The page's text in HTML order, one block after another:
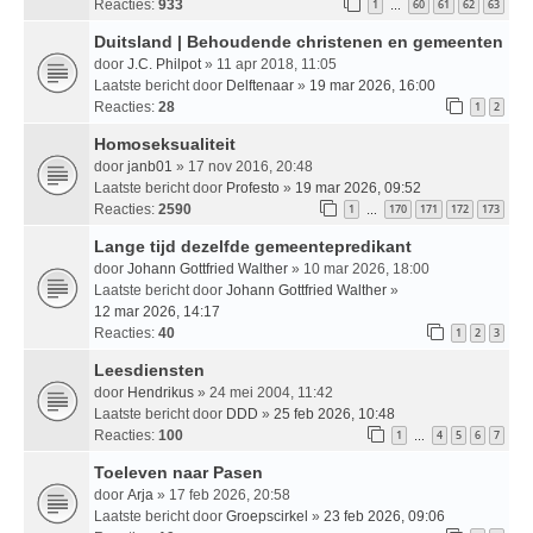
Reacties: 933 1 … 60 61 62 63
Duitsland | Behoudende christenen en gemeenten
door J.C. Philpot » 11 apr 2018, 11:05
Laatste bericht door Delftenaar » 19 mar 2026, 16:00
Reacties: 28 1 2
Homoseksualiteit
door janb01 » 17 nov 2016, 20:48
Laatste bericht door Profesto » 19 mar 2026, 09:52
Reacties: 2590 1 … 170 171 172 173
Lange tijd dezelfde gemeentepredikant
door Johann Gottfried Walther » 10 mar 2026, 18:00
Laatste bericht door Johann Gottfried Walther »
12 mar 2026, 14:17
Reacties: 40 1 2 3
Leesdiensten
door Hendrikus » 24 mei 2004, 11:42
Laatste bericht door DDD » 25 feb 2026, 10:48
Reacties: 100 1 … 4 5 6 7
Toeleven naar Pasen
door Arja » 17 feb 2026, 20:58
Laatste bericht door Groepscirkel » 23 feb 2026, 09:06